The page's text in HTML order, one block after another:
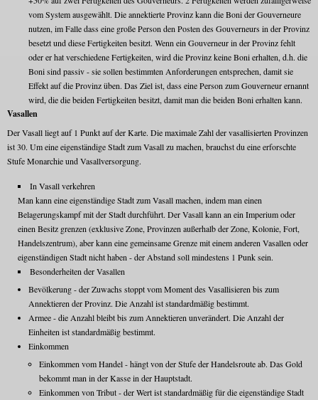
vom System ausgewählt. Die annektierte Provinz kann die Boni der Gouverneure
nutzen, im Falle dass eine große Person den Posten des Gouverneurs in der Provinz
besetzt und diese Fertigkeiten besitzt. Wenn ein Gouverneur in der Provinz fehlt
oder er hat verschiedene Fertigkeiten, wird die Provinz keine Boni erhalten, d.h. die
Boni sind passiv - sie sollen bestimmten Anforderungen entsprechen, damit sie
Effekt auf die Provinz üben. Das Ziel ist, dass eine Person zum Gouverneur ernannt
wird, die die beiden Fertigkeiten besitzt, damit man die beiden Boni erhalten kann.
Vasallen
Der Vasall liegt auf 1 Punkt auf der Karte. Die maximale Zahl der vasallisierten Provinzen
ist 30. Um eine eigenständige Stadt zum Vasall zu machen, brauchst du eine erforschte
Stufe Monarchie und Vasallversorgung.
In Vasall verkehren
Man kann eine eigenständige Stadt zum Vasall machen, indem man einen
Belagerungskampf mit der Stadt durchführt. Der Vasall kann an ein Imperium oder
einen Besitz grenzen (exklusive Zone, Provinzen außerhalb der Zone, Kolonie, Fort,
Handelszentrum), aber kann eine gemeinsame Grenze mit einem anderen Vasallen oder
eigenständigen Stadt nicht haben - der Abstand soll mindestens 1 Punk sein.
Besonderheiten der Vasallen
Bevölkerung - der Zuwachs stoppt vom Moment des Vasallisieren bis zum
Annektieren der Provinz. Die Anzahl ist standardmäßig bestimmt.
Armee - die Anzahl bleibt bis zum Annektieren unverändert. Die Anzahl der
Einheiten ist standardmäßig bestimmt.
Einkommen
Einkommen vom Handel - hängt von der Stufe der Handelsroute ab. Das Gold
bekommt man in der Kasse in der Hauptstadt.
Einkommen von Tribut - der Wert ist standardmäßig für die eigenständige Stadt